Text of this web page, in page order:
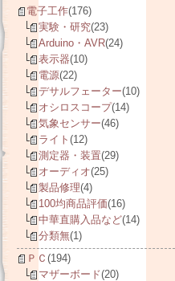
電子工作(176)
実験・研究(23)
Arduino・AVR(24)
表示器(10)
電源(22)
デサルフェーター(10)
オシロスコープ(14)
気象センサー(46)
ライト (12)
測定器・装置(29)
オーディオ(25)
製品修理(4)
100均商品評価(16)
中華直購入品など(14)
分類無(1)
ＰＣ (194)
マザーボード(20)